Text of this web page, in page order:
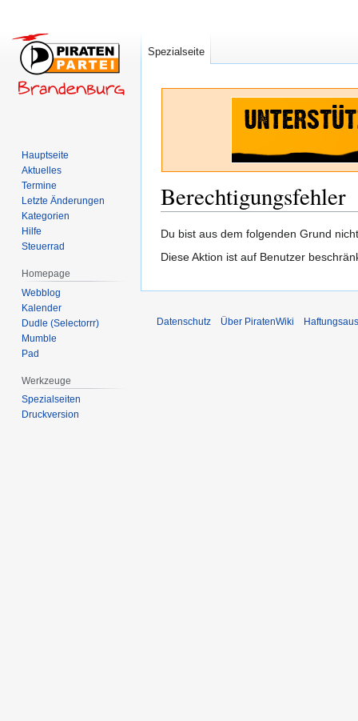
Berechtigungsfehler
Zur
Navigation
Zur
Suche
Du bist aus dem folgenden Grund
Diese Aktion ist auf Benutzer
Spezialseite
Hauptseite
Aktuelles
Termine
Letzte Änderungen
Kategorien
Hilfe
Steuerrad
Homepage
Webblog
Kalender
Dudle (Selectorrr)
Mumble
Pad
Werkzeuge
Spezialseiten
Druckversion
Datenschutz Über PiratenWiki